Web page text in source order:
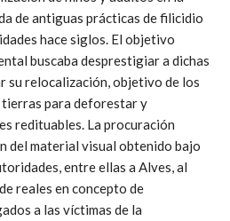
de antiguas prácticas de filicidio
hace siglos. El objetivo
buscaba desprestigiar a dichas
su relocalización, objetivo de los
para deforestar y
redituables. La procuración
del material visual obtenido bajo
entre ellas a Alves, al
reales en concepto de
a las víctimas de la